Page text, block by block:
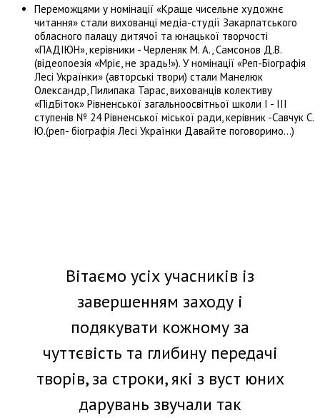
Переможцями у номінації «Краще чисельне художнє
читання» стали вихованці медіа-студії Закарпатського
обласного палацу дитячої та юнацької творчості
«ПАДІЮН», керівники - Черленяк М. А., Самсонов Д.В.
(відеопоезія «Мріє, не зрадь!»). У номінації «Реп-Біографія
Лесі Українки» (авторські твори) стали Манелюк
Олександр, Пилипака Тарас, вихованців колективу
«ПідБіток» Рівненської загальноосвітньої школи І - ІІІ
ступенів № 24 Рівненської міської ради, керівник -Савчук С.
Ю.(реп- біографія Лесі Українки Давайте поговоримо...)
Вітаємо усіх учасників із
завершенням заходу і
подякувати кожному за
чуттєвість та глибину передачі
творів, за строки, які з вуст юних
дарувань звучали так